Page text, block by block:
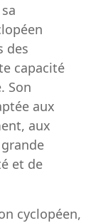
des
capacité
Son
aux
aux
et de
cyclopéen,